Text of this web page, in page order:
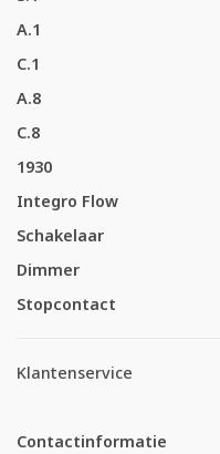
A.1
C.1
A.8
C.8
1930
Integro Flow
Schakelaar
Dimmer
Stopcontact
Klantenservice
Contactinformatie